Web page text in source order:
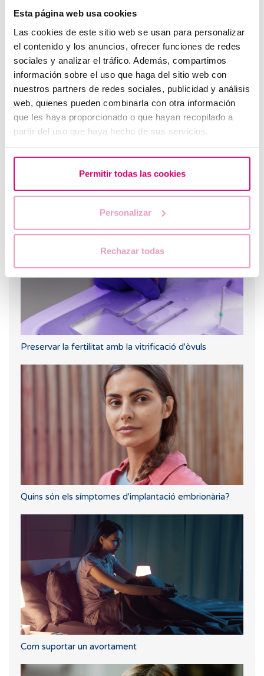
Esta página web usa cookies
Las cookies de este sitio web se usan para personalizar
el contenido y los anuncios, ofrecer funciones de redes
sociales y analizar el tráfico. Además, compartimos
información sobre el uso que haga del sitio web con
nuestros partners de redes sociales, publicidad y análisis
web, quienes pueden combinarla con otra información
que les haya proporcionado o que hayan recopilado a
partir del uso que haya hecho de sus servicios.
Permitir todas las cookies
Personalizar
Rechazar todas
Què passa si mantinc relacions sexuals després d'una
transferència d'embrions?
Primera ecografia després d'una FIV o ovodonació
Preservar la fertilitat amb la vitrificació d'òvuls
Quins són els símptomes d'implantació embrionària?
Com suportar un avortament